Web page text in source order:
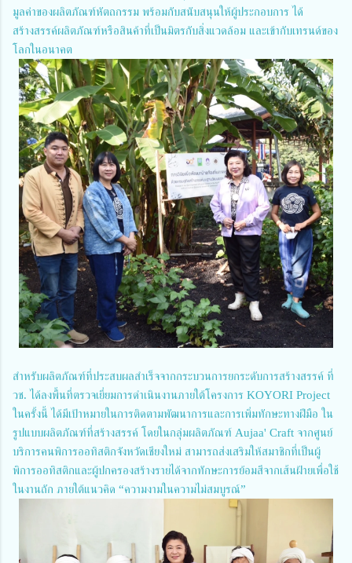
มูลค่าของผลิตภัณฑ์หัตถกรรม พร้อมกับสนับสนุนให้ผู้ประกอบการ ได้
สร้างสรรค์ผลิตภัณฑ์หรือสินค้าที่เป็นมิตรกับสิ่งแวดล้อม และเข้ากับเทรนด์ของ
โลกในอนาคต
สำหรับผลิตภัณฑ์ที่ประสบผลสำเร็จจากกระบวนการยกระดับการสร้างสรรค์ ที่
วช. ได้ลงพื้นที่ตรวจเยี่ยมการดำเนินงานภายใต้โครงการ KOYORI Project
ในครั้งนี้ ได้มีเป้าหมายในการติดตามพัฒนาการและการเพิ่มทักษะทางฝีมือ ใน
รูปแบบผลิตภัณฑ์ที่สร้างสรรค์ โดยในกลุ่มผลิตภัณฑ์ Aujaa' Craft จากศูนย์
บริการคนพิการออทิสติกจังหวัดเชียงใหม่ สามารถส่งเสริมให้สมาชิกที่เป็นผู้
พิการออทิสติกและผู้ปกครองสร้างรายได้จากทักษะการย้อมสีจากเส้นฝ้ายเพื่อใช้
ในงานถัก ภายใต้แนวคิด “ความงามในความไม่สมบูรณ์”